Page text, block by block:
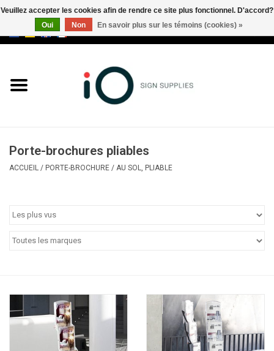
Marques
Porte-brochures pliables
ACCUEIL / PORTE-BROCHURE / AU SOL, PLIABLE
Veuillez accepter les cookies afin de rendre ce site plus fonctionnel. D'accord?
Oui
Non En savoir plus sur les témoins (cookies) »